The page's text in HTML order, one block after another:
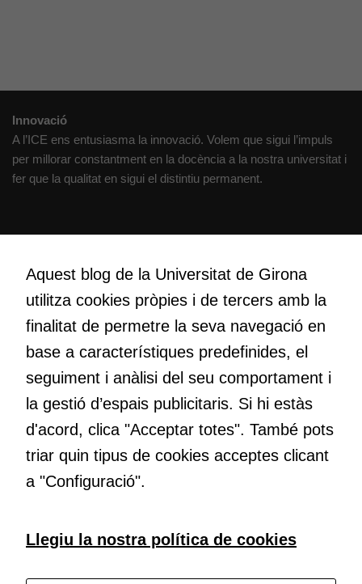
Innovació
A l’ICE ens entusiasma la innovació. Volem que sigui l’impuls
per millorar constantment en la docència a la nostra universitat i
fer que la qualitat en sigui el distintiu permanent.
Volem crear espais de reflexió i de debat, espais on qüestionar-
nos el que estem fent, atrevir-nos a pensar noves i millors
maneres de fer-ho i generar plegats idees innovadores.
Educació
transformació. Volem contribuir a millorar-la impulsant
metodologies docents actives i ambients d’aprenentatge
dinàmics.
Subscriu-te al butlletí
Configura les cookies
Aquest blog de la Universitat de Girona
utilitza cookies pròpies i de tercers amb la
finalitat de permetre la seva navegació en
base a característiques predefinides, el
seguiment i anàlisi del seu comportament i
la gestió d’espais publicitaris. Si hi estàs
d'acord, clica "Acceptar totes". També pots
triar quin tipus de cookies acceptes clicant
a "Configuració".
Llegiu la nostra política de cookies
Utilitzem
cookies de
Google
funcionalitat
i l'estructura
web, en
funció de
com aquest
lloc web
s'utilitzi.
Cookies
tingui el millor
possible durant